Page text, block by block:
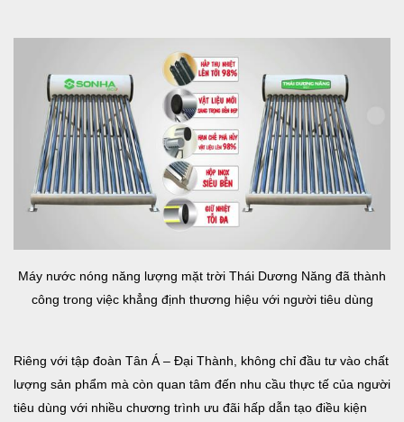
Máy nước nóng năng lượng mặt trời Thái Dương Năng đã thành
công trong việc khẳng định thương hiệu với người tiêu dùng
Riêng với tập đoàn Tân Á – Đại Thành, không chỉ đầu tư vào chất
lượng sản phẩm mà còn quan tâm đến nhu cầu thực tế của người
tiêu dùng với nhiều chương trình ưu đãi hấp dẫn tạo điều kiện